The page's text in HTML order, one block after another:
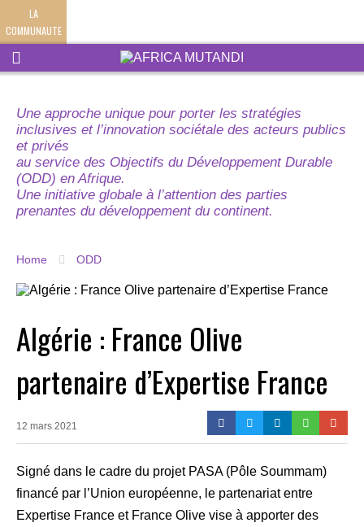
LA
COMMUNAUTE
Une approche unique pour porter les stratégies
inclusives et l’innovation sociétale des acteurs publics
et privés
au service des Objectifs du Développement Durable
(ODD) en Afrique.
Une initiative globale à l’attention des parties
prenantes du développement du continent.
Home ODD
Algérie : France Olive
partenaire d’Expertise France
12 mars 2021
Signé dans le cadre du projet PASA (Pôle Soummam)
financé par l’Union européenne, le partenariat entre
Expertise France et France Olive vise à apporter des